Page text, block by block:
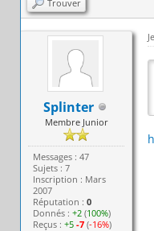
Trouver
Splinter
Membre Junior
Messages : 47
Sujets : 7
Inscription : Mars
2007
Réputation :0
Donnés :+2 (100%)
Reçus :+5 -7 (-16%)